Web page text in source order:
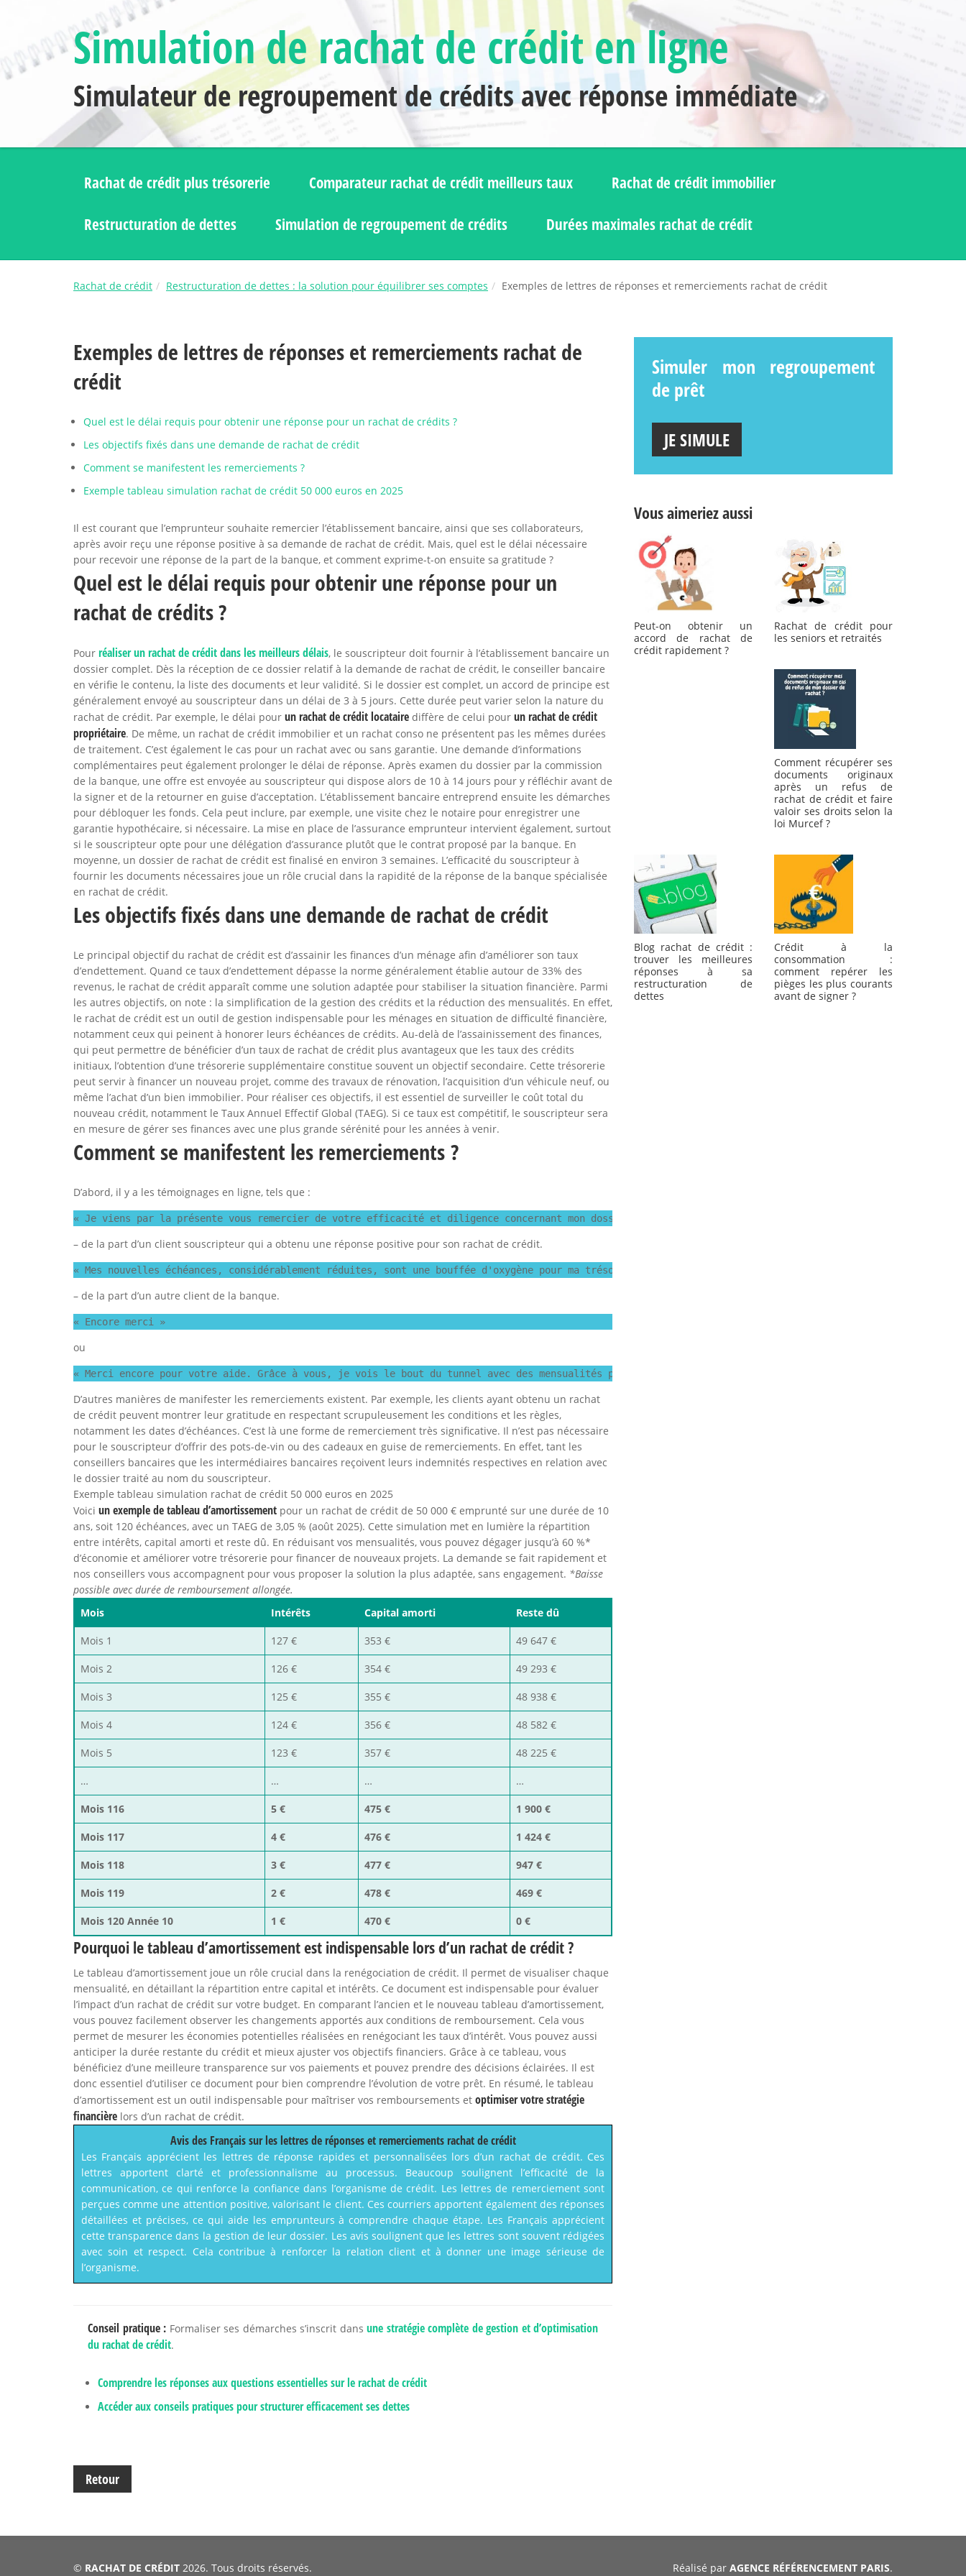
Simulation de rachat de crédit en ligne
Simulateur de regroupement de crédits avec réponse immédiate
Rachat de crédit plus trésorerie Comparateur rachat de crédit meilleurs taux Rachat de crédit immobilier
Restructuration de dettes Simulation de regroupement de crédits Durées maximales rachat de crédit
Rachat de crédit Restructuration de dettes : la solution pour équilibrer ses comptes Exemples de lettres de réponses et remerciements rachat de crédit
Exemples de lettres de réponses et remerciements rachat de
crédit
Quel est le délai requis pour obtenir une réponse pour un rachat de crédits ?
Les objectifs fixés dans une demande de rachat de crédit
Comment se manifestent les remerciements ?
Exemple tableau simulation rachat de crédit 50 000 euros en 2025
Il est courant que l’emprunteur souhaite remercier l’établissement bancaire, ainsi que ses collaborateurs,
après avoir reçu une réponse positive à sa demande de rachat de crédit. Mais, quel est le délai nécessaire
pour recevoir une réponse de la part de la banque, et comment exprime-t-on ensuite sa gratitude ?
Quel est le délai requis pour obtenir une réponse pour un
rachat de crédits ?
Pour réaliser un rachat de crédit dans les meilleurs délais, le souscripteur doit fournir à l’établissement bancaire un
dossier complet. Dès la réception de ce dossier relatif à la demande de rachat de crédit, le conseiller bancaire
en vérifie le contenu, la liste des documents et leur validité. Si le dossier est complet, un accord de principe est
généralement envoyé au souscripteur dans un délai de 3 à 5 jours. Cette durée peut varier selon la nature du
rachat de crédit. Par exemple, le délai pour un rachat de crédit locataire diffère de celui pour un rachat de crédit
propriétaire. De même, un rachat de crédit immobilier et un rachat conso ne présentent pas les mêmes durées
de traitement. C’est également le cas pour un rachat avec ou sans garantie. Une demande d’informations
complémentaires peut également prolonger le délai de réponse. Après examen du dossier par la commission
de la banque, une offre est envoyée au souscripteur qui dispose alors de 10 à 14 jours pour y réfléchir avant de
la signer et de la retourner en guise d’acceptation. L’établissement bancaire entreprend ensuite les démarches
pour débloquer les fonds. Cela peut inclure, par exemple, une visite chez le notaire pour enregistrer une
garantie hypothécaire, si nécessaire. La mise en place de l’assurance emprunteur intervient également, surtout
si le souscripteur opte pour une délégation d’assurance plutôt que le contrat proposé par la banque. En
moyenne, un dossier de rachat de crédit est finalisé en environ 3 semaines. L’efficacité du souscripteur à
fournir les documents nécessaires joue un rôle crucial dans la rapidité de la réponse de la banque spécialisée
en rachat de crédit.
Les objectifs fixés dans une demande de rachat de crédit
Le principal objectif du rachat de crédit est d’assainir les finances d’un ménage afin d’améliorer son taux
d’endettement. Quand ce taux d’endettement dépasse la norme généralement établie autour de 33% des
revenus, le rachat de crédit apparaît comme une solution adaptée pour stabiliser la situation financière. Parmi
les autres objectifs, on note : la simplification de la gestion des crédits et la réduction des mensualités. En effet,
le rachat de crédit est un outil de gestion indispensable pour les ménages en situation de difficulté financière,
notamment ceux qui peinent à honorer leurs échéances de crédits. Au-delà de l’assainissement des finances,
qui peut permettre de bénéficier d’un taux de rachat de crédit plus avantageux que les taux des crédits
initiaux, l’obtention d’une trésorerie supplémentaire constitue souvent un objectif secondaire. Cette trésorerie
peut servir à financer un nouveau projet, comme des travaux de rénovation, l’acquisition d’un véhicule neuf, ou
même l’achat d’un bien immobilier. Pour réaliser ces objectifs, il est essentiel de surveiller le coût total du
nouveau crédit, notamment le Taux Annuel Effectif Global (TAEG). Si ce taux est compétitif, le souscripteur sera
en mesure de gérer ses finances avec une plus grande sérénité pour les années à venir.
Comment se manifestent les remerciements ?
D’abord, il y a les témoignages en ligne, tels que :
« Je viens par la présente vous remercier de votre efficacité et diligence concernant mon dossier de rachat de crédits. »
– de la part d’un client souscripteur qui a obtenu une réponse positive pour son rachat de crédit.
« Mes nouvelles échéances, considérablement réduites, sont une bouffée d'oxygène pour ma trésorerie et facilitent grandement ma vie. »
– de la part d’un autre client de la banque.
« Encore merci »
ou
« Merci encore pour votre aide. Grâce à vous, je vois le bout du tunnel avec des mensualités plus adaptées à mes revenus, et la vie me semble plus
D’autres manières de manifester les remerciements existent. Par exemple, les clients ayant obtenu un rachat
de crédit peuvent montrer leur gratitude en respectant scrupuleusement les conditions et les règles,
notamment les dates d’échéances. C’est là une forme de remerciement très significative. Il n’est pas nécessaire
pour le souscripteur d’offrir des pots-de-vin ou des cadeaux en guise de remerciements. En effet, tant les
conseillers bancaires que les intermédiaires bancaires reçoivent leurs indemnités respectives en relation avec
le dossier traité au nom du souscripteur.
Exemple tableau simulation rachat de crédit 50 000 euros en 2025
Voici un exemple de tableau d’amortissement pour un rachat de crédit de 50 000 € emprunté sur une durée de 10
ans, soit 120 échéances, avec un TAEG de 3,05 % (août 2025). Cette simulation met en lumière la répartition
entre intérêts, capital amorti et reste dû. En réduisant vos mensualités, vous pouvez dégager jusqu’à 60 %*
d’économie et améliorer votre trésorerie pour financer de nouveaux projets. La demande se fait rapidement et
nos conseillers vous accompagnent pour vous proposer la solution la plus adaptée, sans engagement. *Baisse
possible avec durée de remboursement allongée.
Mois
Intérêts Capital amorti Reste dû
Mois 1 127 € 353 € 49 647 €
Mois 2 126 € 354 € 49 293 €
Mois 3 125 € 355 € 48 938 €
Mois 4 124 € 356 € 48 582 €
Mois 5 123 € 357 € 48 225 €
… … … …
Mois 116 5 € 475 € 1 900 €
Mois 117 4 € 476 € 1 424 €
Mois 118 3 € 477 € 947 €
Mois 119 2 € 478 € 469 €
Mois 120 Année 10 1 € 470 € 0 €
Pourquoi le tableau d’amortissement est indispensable lors d’un rachat de crédit ?
Le tableau d’amortissement joue un rôle crucial dans la renégociation de crédit. Il permet de visualiser chaque
mensualité, en détaillant la répartition entre capital et intérêts. Ce document est indispensable pour évaluer
l’impact d’un rachat de crédit sur votre budget. En comparant l’ancien et le nouveau tableau d’amortissement,
vous pouvez facilement observer les changements apportés aux conditions de remboursement. Cela vous
permet de mesurer les économies potentielles réalisées en renégociant les taux d’intérêt. Vous pouvez aussi
anticiper la durée restante du crédit et mieux ajuster vos objectifs financiers. Grâce à ce tableau, vous
bénéficiez d’une meilleure transparence sur vos paiements et pouvez prendre des décisions éclairées. Il est
donc essentiel d’utiliser ce document pour bien comprendre l’évolution de votre prêt. En résumé, le tableau
d’amortissement est un outil indispensable pour maîtriser vos remboursements et optimiser votre stratégie
financière lors d’un rachat de crédit.
Avis des Français sur les lettres de réponses et remerciements rachat de crédit
Les Français apprécient les lettres de réponse rapides et personnalisées lors d’un rachat de crédit. Ces
lettres apportent clarté et professionnalisme au processus. Beaucoup soulignent l’efficacité de la
communication, ce qui renforce la confiance dans l’organisme de crédit. Les lettres de remerciement sont
perçues comme une attention positive, valorisant le client. Ces courriers apportent également des réponses
détaillées et précises, ce qui aide les emprunteurs à comprendre chaque étape. Les Français apprécient
cette transparence dans la gestion de leur dossier. Les avis soulignent que les lettres sont souvent rédigées
avec soin et respect. Cela contribue à renforcer la relation client et à donner une image sérieuse de
l’organisme.
Conseil pratique : Formaliser ses démarches s’inscrit dans une stratégie complète de gestion et d’optimisation
du rachat de crédit.
Comprendre les réponses aux questions essentielles sur le rachat de crédit
Accéder aux conseils pratiques pour structurer efficacement ses dettes
Retour
Simuler mon regroupement
de prêt
JE SIMULE
Vous aimeriez aussi
Peut-on obtenir un
accord de rachat de
crédit rapidement ?
Rachat de crédit pour
les seniors et retraités
Comment récupérer ses
documents originaux
après un refus de
rachat de crédit et faire
valoir ses droits selon la
loi Murcef ?
Blog rachat de crédit :
trouver les meilleures
réponses à sa
restructuration de
dettes
Crédit à la
consommation :
comment repérer les
pièges les plus courants
avant de signer ?
© RACHAT DE CRÉDIT 2026. Tous droits réservés. Réalisé par AGENCE RÉFÉRENCEMENT PARIS.